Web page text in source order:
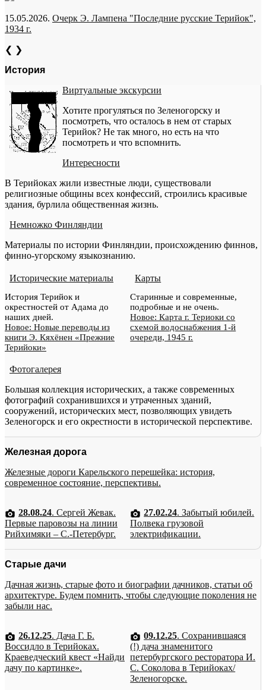
15.05.2026. Очерк Э. Лампена "Последние русские Терийок",
1934 г.
❮ ❯
История
Виртуальные экскурсии
Хотите прогуляться по Зеленогорску и
посмотреть, что осталось в нем от старых
Терийок? Не так много, но есть на что
посмотреть и что вспомнить.
Интересности
В Терийоках жили известные люди, существовали
религиозные общины всех конфессий, строились красивые
здания, бурлила общественная жизнь.
Немножко Финляндии
Материалы по истории Финляндии, происхождению финнов,
финно-угорскому языкознанию.
Исторические материалы
История Терийок и
окрестностей от Адама до
наших дней.
Новое: Новые переводы из
книги Э. Кяхёнен «Прежние
Терийоки»
Карты
Старинные и современные,
подробные и не очень.
Новое: Карта г. Териоки со
схемой водоснабжения 1-й
очереди, 1945 г.
Фотогалерея
Большая коллекция исторических, а также современных
фотографий сохранившихся и утраченных зданий,
сооружений, исторических мест, позволяющих увидеть
Зеленогорск и его окрестности в исторической перспективе.
Железная дорога
Железные дороги Карельского перешейка: история,
современное состояние, перспективы.
28.08.24. Сергей Жевак.
Первые паровозы на линии
Рийхимяки – С.-Петербург.
27.02.24. Забытый юбилей.
Полвека грузовой
электрификации.
Старые дачи
Дачная жизнь, старые фото и биографии дачников, статьи об
архитектуре. Будем помнить, чтобы следующие поколения не
забыли нас.
26.12.25. Дача Г. Б.
Воссидло в Терийоках.
Краеведческий квест «Найди
дачу по картинке».
09.12.25. Сохранившаяся
(!) дача знаменитого
петербургского ресторатора И.
С. Соколова в Терийоках/
Зеленогорске.